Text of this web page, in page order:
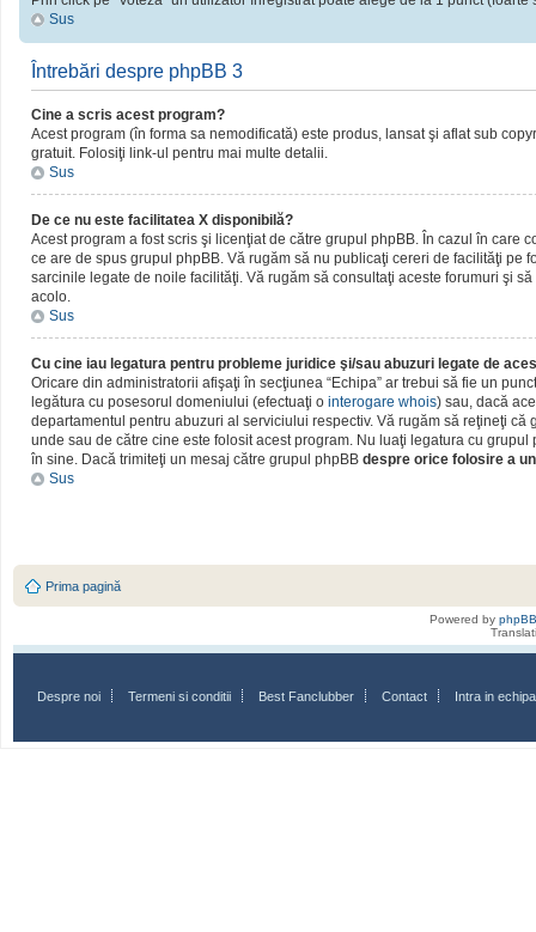
Sus
Întrebări despre phpBB 3
Cine a scris acest program?
Acest program (în forma sa nemodificată) este produs, lansat şi aflat sub
gratuit. Folosiţi link-ul pentru mai multe detalii.
Sus
De ce nu este facilitatea X disponibilă?
Acest program a fost scris şi licenţiat de către grupul phpBB. În cazul în care
ce are de spus grupul phpBB. Vă rugăm să nu publicaţi cereri de facilităţi
sarcinile legate de noile facilităţi. Vă rugăm să consultaţi aceste forumuri şi
acolo.
Sus
Cu cine iau legatura pentru probleme juridice şi/sau abuzuri legate de
Oricare din administratorii afişaţi în secţiunea “Echipa” ar trebui să fie un
legătura cu posesorul domeniului (efectuaţi o interogare whois) sau, dacă
departamentul pentru abuzuri al serviciului respectiv. Vă rugăm să reţineţi că
unde sau de către cine este folosit acest program. Nu luaţi legatura cu
în sine. Dacă trimiteţi un mesaj către grupul phpBB despre orice folosire a
Sus
Prima pagină
Powered by phpBB
Despre noi Termeni si conditii Best Fanclubber Contact Intra in